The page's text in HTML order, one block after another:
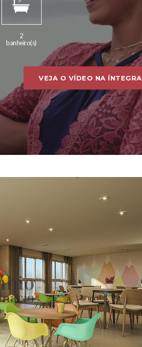
2
banheiro(s)
VEJA O VÍDEO NA ÍNTEGRA